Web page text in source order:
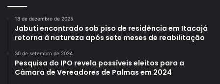
18 de dezembro de 2025
Jabuti encontrado sob piso de residência em Itacajá
retorna à natureza após sete meses de reabilitação
30 de setembro de 2024
Pesquisa do IPO revela possíveis eleitos para a
Câmara de Vereadores de Palmas em 2024